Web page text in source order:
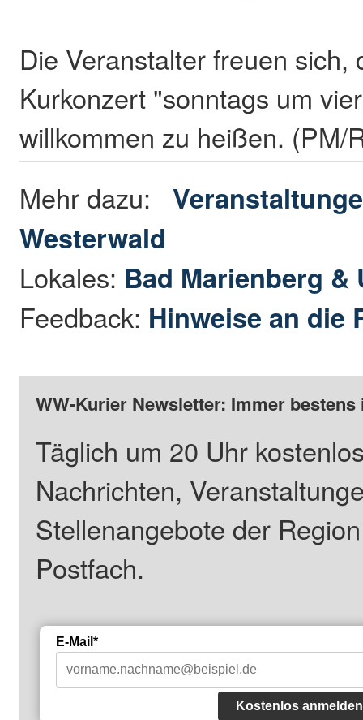
Die Veranstalter freuen sich,
Kurkonzert "sonntags um
willkommen zu heißen. (PM/
Mehr dazu:
Westerwald
Lokales: Bad Marienberg &
Feedback: Hinweise an die
WW-Kurier Newsletter: Immer
Täglich um 20 Uhr
Nachrichten,
Stellenangebote der
Postfach.
E-Mail*
Kostenlos anmelden